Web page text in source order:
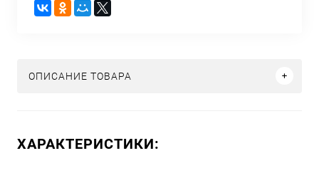
ОПИСАНИЕ ТОВАРА
ХАРАКТЕРИСТИКИ: